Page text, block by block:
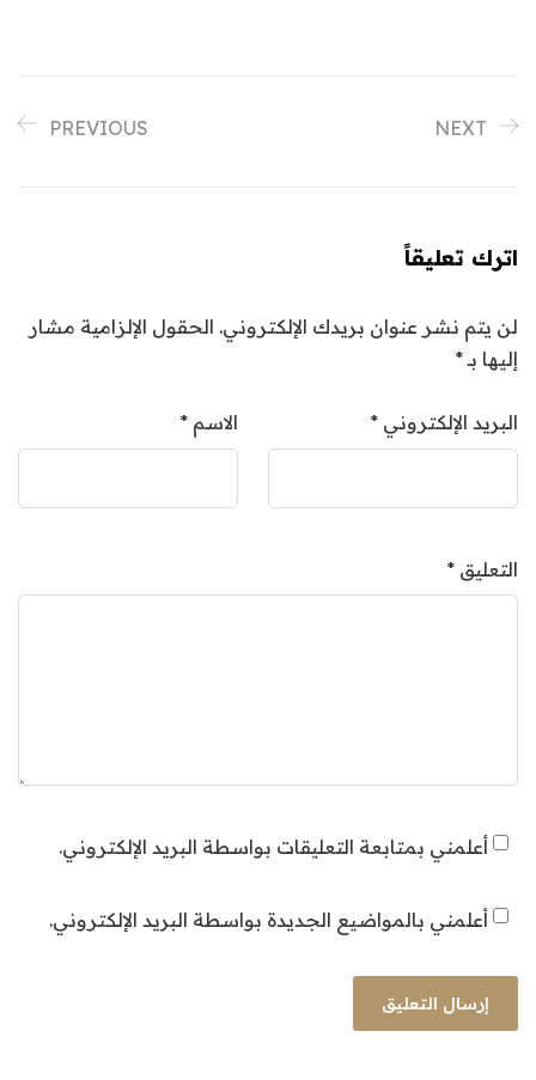
PREVIOUS NEXT
اترك تعليقاً
لن يتم نشر عنوان بريدك الإلكتروني. الحقول الإلزامية مشار
إليها بـ*
الاسم * البريد الإلكتروني *
التعليق *
أعلمني بمتابعة التعليقات بواسطة البريد الإلكتروني.
أعلمني بالمواضيع الجديدة بواسطة البريد الإلكتروني.